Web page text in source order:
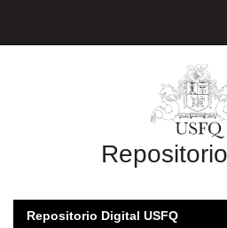
Repositorio
Repositorio Digital USFQ